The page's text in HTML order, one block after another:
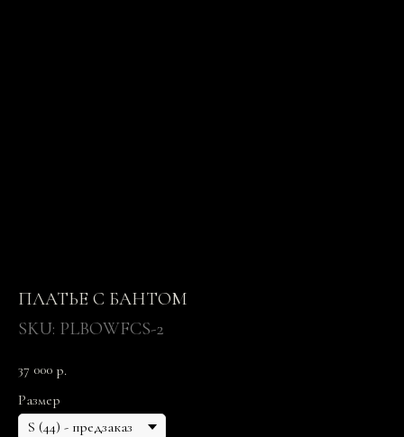
ПЛАТЬЕ С БАНТОМ
SKU: PLBOWFCS-2
37 000 р.
Размер